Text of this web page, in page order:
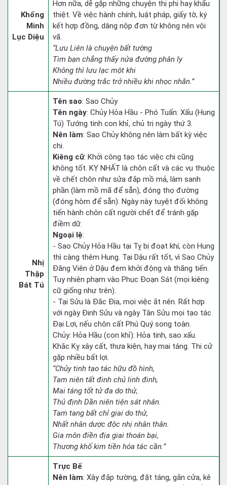
Khổng
Minh
Lục Diệu
Hơn nữa, dễ gặp những chuyện thị phi hay khẩu
thiệt. Về việc hành chính, luật pháp, giấy tờ, ký
kết hợp đồng, dâng nộp đơn từ không nên vội
vã.
“Lưu Liên là chuyện bất tường
Tìm bạn chẳng thấy nửa đường phân ly
Không thì lưu lạc một khi
Nhiều đường trắc trở nhiều khi nhọc nhằn.”
Nhị
Thập
Bát Tú
Tên sao: Sao Chủy
Tên ngày: Chủy Hỏa Hầu - Phó Tuấn: Xấu (Hung
Tú) Tướng tinh con khỉ, chủ trị ngày thứ 3.
Nên làm: Sao Chủy không nên làm bất kỳ việc
chi.
Kiêng cữ: Khởi công tạo tác việc chi cũng
không tốt. KỴ NHẤT là chôn cất và các vụ thuộc
về chết chôn như sửa đắp mồ mả, làm sanh
phần (làm mồ mã để sẵn), đóng thọ đường
(đóng hòm để sẵn). Ngày này tuyệt đối không
tiến hành chôn cất người chết để tránh gặp
điềm dữ.
Ngoại lệ:
- Sao Chủy Hỏa Hầu tại Tỵ bị đoạt khí, còn Hung
thì càng thêm Hung. Tại Dậu rất tốt, vì Sao Chủy
Đăng Viên ở Dậu đem khởi động và thăng tiến.
Tuy nhiên phạm vào Phục Đoạn Sát (mọi kiêng
cữ giống như trên).
- Tại Sửu là Đắc Địa, mọi việc ắt nên. Rất hợp
với ngày Đinh Sửu và ngày Tân Sửu mọi tạo tác
Đại Lợi, nếu chôn cất Phú Quý song toàn.
Chủy: Hỏa Hầu (con khỉ): Hỏa tinh, sao xấu.
Khắc Kỵ xây cất, thưa kiện, hay mai táng. Thi cử
gặp nhiều bất lợi.
“Chủy tinh tạo tác hữu đồ hình,
Tam niên tất đinh chủ linh đinh,
Mai táng tốt tử đa do thử,
Thủ định Dần niên tiện sát nhân.
Tam tang bất chỉ giai do thử,
Nhất nhân dược độc nhị nhân thân.
Gia môn điền địa giai thoán bại,
Thương khố kim tiền hóa tác cần.”
Trực Bế
Nên làm: Xây đắp tường, đặt táng, gắn cửa, kê